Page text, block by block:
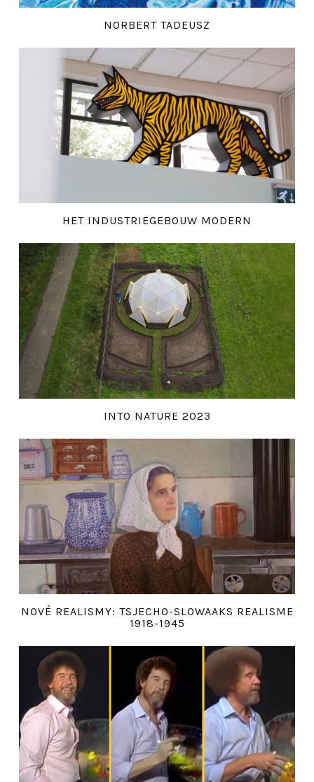
NORBERT TADEUSZ
HET INDUSTRIEGEBOUW MODERN
INTO NATURE 2023
NOVÉ REALISMY: TSJECHO-SLOWAAKS REALISME
1918-1945